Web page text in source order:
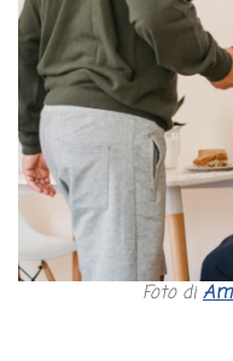
Foto di